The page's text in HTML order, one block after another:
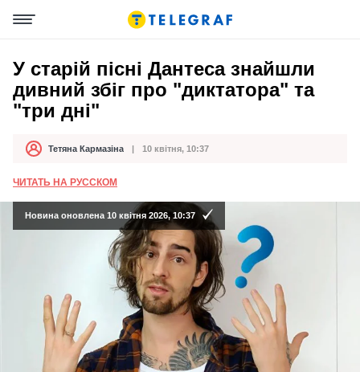
У старій пісні Дантеса знайшли
дивний збіг про "диктатора" та
"три дні"
АвторТетяна Кармазіна
Дата публікації 10 квітня, 10:37
ЧИТАТЬ НА РУССКОМ
Новина оновлена 10 квітня 2026, 10:37